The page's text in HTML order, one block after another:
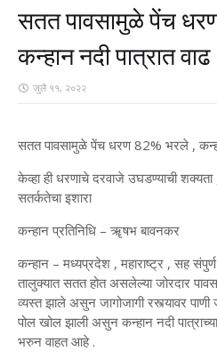
सतत पावसामुळे पेंच
कन्हान नदी पात्रात वाढ
जुलै ११, २०२२
सतत पावसामुळे पेंच धरण 82% भरले ,
केव्हा ही धरणाचे दरवाजे उघडण्याची शक्यता
सतर्कतेचा इशारा
कन्हान प्रतिनिधि – ॠषभ बावनकर
कन्हान – मध्यप्रदेश , महाराष्ट्र , सह
तालुक्यात सतत होत असलेल्या जोरदार
व्यस्त झाले असुन जागोजागी रस्त्यावर
पोल खोल झाली असुन कन्हान नदी
भरुन वाहत आहे .